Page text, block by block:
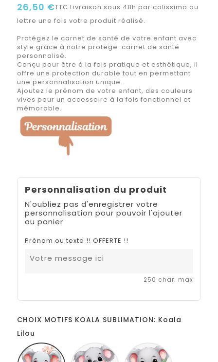
26,50 €TTC Livraison sous 48h par colissimo ou
lettre une fois votre produit réalisé.
Protégez le carnet de santé de votre enfant avec
style grâce à notre protège-carnet de santé
personnalisé.
Conçu pour être à la fois pratique et esthétique, il
offre une protection durable tout en permettant
une personnalisation unique.
Ajoutez le prénom de votre enfant, des couleurs
vives pour un accessoire à la fois fonctionnel et
mémorable.
Personnalisation du produit
N'oubliez pas d'enregistrer votre
personnalisation pour pouvoir l'ajouter
au panier
Prénom ou texte !! OFFERTE !!
250 char. max
CHOIX MOTIFS KOALA SUBLIMATION: Koala
Lilou
Lilou
Koala
Steffy